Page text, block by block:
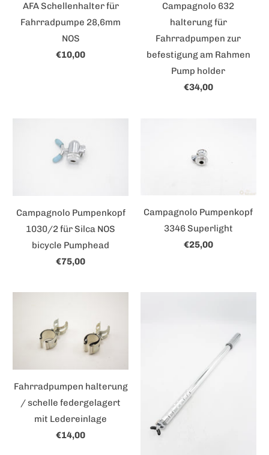
AFA Schellenhalter für
Fahrradpumpe 28,6mm
NOS
€10,00
Campagnolo 632
halterung für
Fahrradpumpen zur
befestigung am Rahmen
Pump holder
€34,00
Campagnolo Pumpenkopf
1030/2 für Silca NOS
bicycle Pumphead
€75,00
Campagnolo Pumpenkopf
3346 Superlight
€25,00
Fahrradpumpen halterung
/ schelle federgelagert
mit Ledereinlage
€14,00